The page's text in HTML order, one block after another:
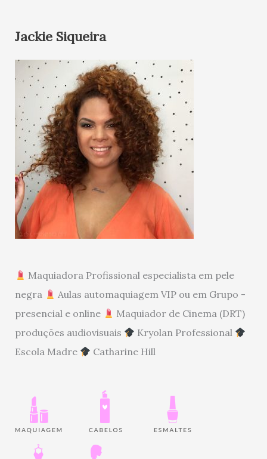
Jackie Siqueira
Maquiadora Profissional especialista em pele
negra
Aulas automaquiagem VIP ou em Grupo -
presencial e online
Maquiador de Cinema (DRT)
produções audiovisuais
Kryolan Professional
Escola Madre
Catharine Hill